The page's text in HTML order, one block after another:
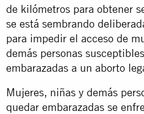
de kilómetros para obtener
se está sembrando
para impedir el acceso de
demás personas
embarazadas a un aborto
Mujeres, niñas y demás
quedar embarazadas se